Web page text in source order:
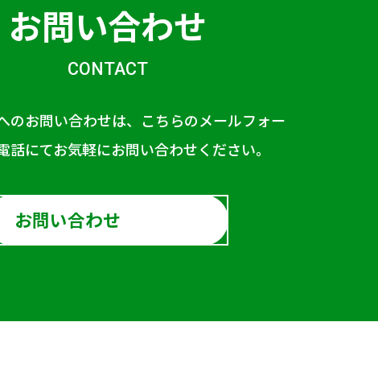
お問い合わせ
CONTACT
のお問い合わせは、こちらのメールフォー
話にてお気軽にお問い合わせください。
お問い合わせ